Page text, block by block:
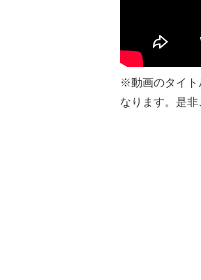
※動画のタイト
なります。是非